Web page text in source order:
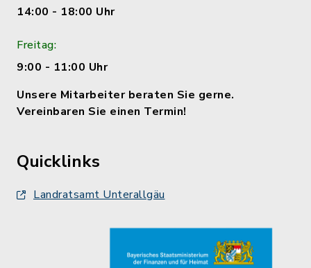
14:00 - 18:00 Uhr
Freitag:
9:00 - 11:00 Uhr
Unsere Mitarbeiter beraten Sie gerne.
Vereinbaren Sie einen Termin!
Quicklinks
Landratsamt Unterallgäu